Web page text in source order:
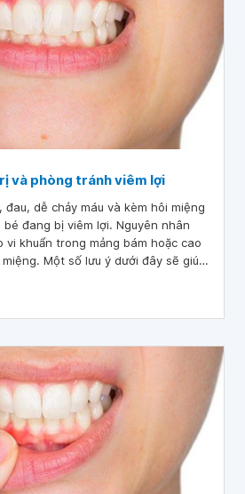
và phòng tránh viêm lợi
đau, dễ chảy máu và kèm hôi miệng
đang bị viêm lợi. Nguyên nhân
vi khuẩn trong mảng bám hoặc cao
Một số lưu ý dưới đây sẽ giúp